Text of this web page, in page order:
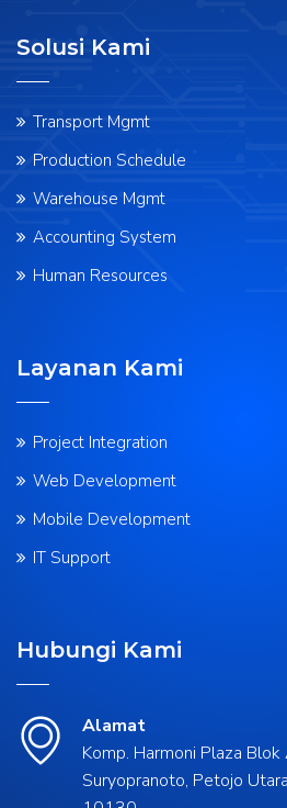
Solusi Kami
Transport Mgmt
Production Schedule
Warehouse Mgmt
Accounting System
Human Resources
Layanan Kami
Project Integration
Web Development
Mobile Development
IT Support
Hubungi Kami
Alamat
Komp. Harmoni Plaza
Suryopranoto, Petojo